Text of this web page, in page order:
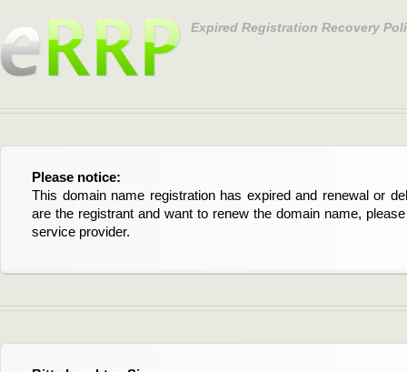
Expired Registration Recovery
Please notice:
This domain name registration has expired and renewal or
are the registrant and want to renew the domain name,
service provider.